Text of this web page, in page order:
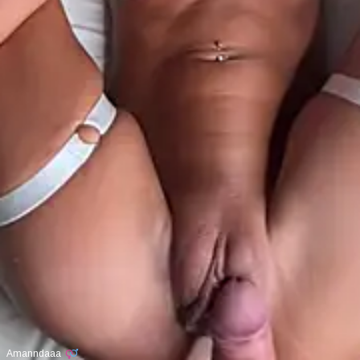
Amanndaaa